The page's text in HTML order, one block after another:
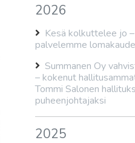
2026
Kesä kolkuttelee jo –
palvelemme
Summanen Oy
– kokenut
Tommi Salonen
puheenjohtajaksi
2025